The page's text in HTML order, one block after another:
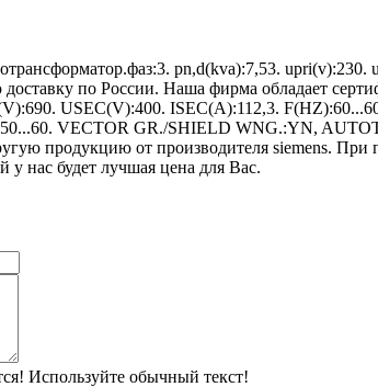
pn,d(kva):7,53.
по России. Наша фирма обладает
USEC(V):400. ISEC(A):112,3.
VECTOR GR./SHIELD WNG.:YN,
продукцию от производителя siemens. При
у нас будет лучшая цена для Вас.
Используйте обычный текст!